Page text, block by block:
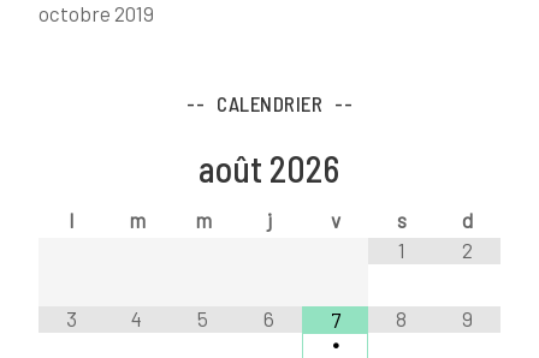
octobre 2019
CALENDRIER
août 2026
l m m j v s
d
1
2
3 4 5 6
7
•
8 9